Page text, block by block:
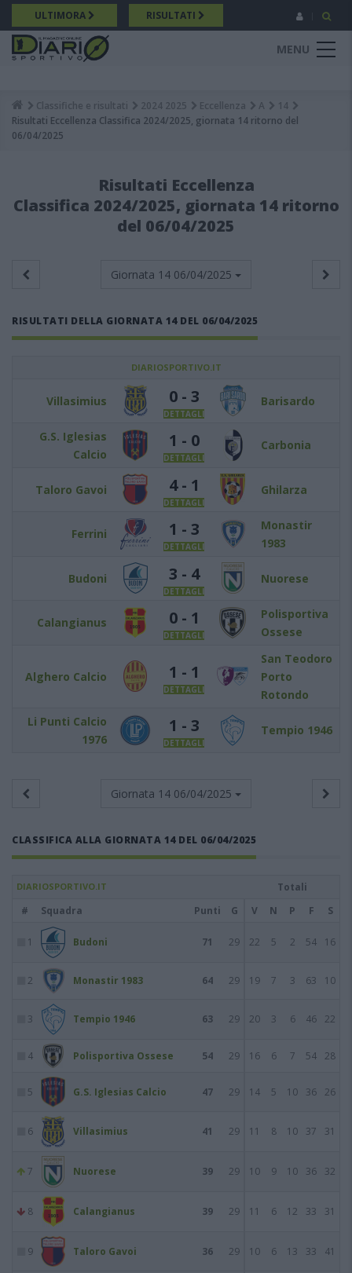
Salta
al
contenuto
principale
ULTIMORA RISULTATI
MENU
Breadcrumb
Classifiche e risultati 2024 2025 Eccellenza A
14
Risultati Eccellenza Classifica 2024/2025, giornata 14 ritorno del
06/04/2025
Risultati Eccellenza
Classifica 2024/2025, giornata 14 ritorno
del 06/04/2025
Giornata 14 06/04/2025
RISULTATI DELLA GIORNATA 14 DEL 06/04/2025
DIARIOSPORTIVO.IT
Villasimius 0 - 3
DETTAGLI
Barisardo
G.S. Iglesias
Calcio
1 - 0
DETTAGLI
Carbonia
Taloro Gavoi 4 - 1
DETTAGLI
Ghilarza
Ferrini 1 - 3
DETTAGLI
Monastir
1983
Budoni 3 - 4
DETTAGLI
Nuorese
Calangianus 0 - 1
DETTAGLI
Polisportiva
Ossese
Alghero Calcio 1 - 1
DETTAGLI
San Teodoro
Porto
Rotondo
Li Punti Calcio
1976
1 - 3
DETTAGLI
Tempio 1946
Giornata 14 06/04/2025
CLASSIFICA ALLA GIORNATA 14 DEL 06/04/2025
DIARIOSPORTIVO.IT
Totali
#
Squadra Punti G V N P F S
1 Budoni 71 29 22 5 2 54 16
2 Monastir 1983 64 29 19 7 3 63 10
3 Tempio 1946 63 29 20 3 6 46 22
4 Polisportiva Ossese 54 29 16 6 7 54 28
5 G.S. Iglesias Calcio 47 29 14 5 10 36 26
6 Villasimius 41 29 11 8 10 37 31
7 Nuorese 39 29 10 9 10 36 32
8 Calangianus 39 29 11 6 12 33 31
9 Taloro Gavoi 36 29 10 6 13 33 41